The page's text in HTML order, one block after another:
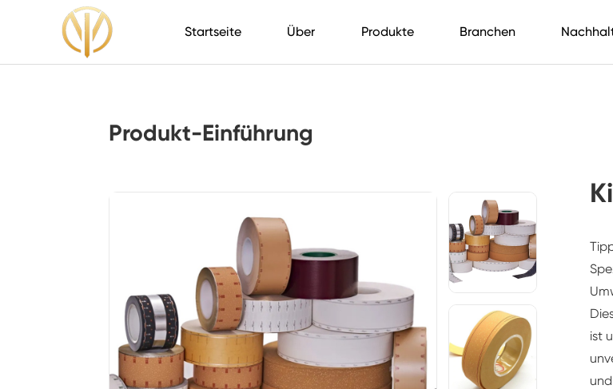
Startseite Über Produkte Branchen
Produkt-Einführung
ist